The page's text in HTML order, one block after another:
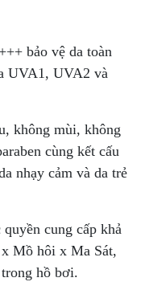
bảo vệ da toàn
UVA1, UVA2 và
không mùi, không
cùng kết cấu
nhạy cảm và da trẻ
cung cấp khả
Mồ hôi x Ma Sát,
hồ bơi.